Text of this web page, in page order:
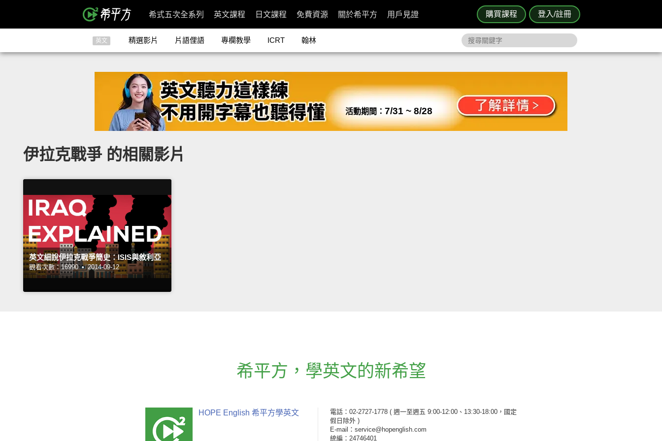
購買課程 登入/註冊
希式五次全系列 英文課程 日文課程 免費資源 關於希平方 用戶見證
英文 精選影片 片語俚語 專欄教學 ICRT 翰林
活動期間： 7/31 ~ 8/28
伊拉克戰爭 的相關影片
英文細說伊拉克戰爭簡史：ISIS與敘利亞
觀看次數：16990 • 2014-09-12
希平方 ， 學英文的新希望
HOPE English 希平方學英文 電話：02-2727-1778 ( 週一至週五 9:00-12:00、13:30-18:00，國定
假日除外 )
E-mail：service@hopenglish.com
統編：24746401